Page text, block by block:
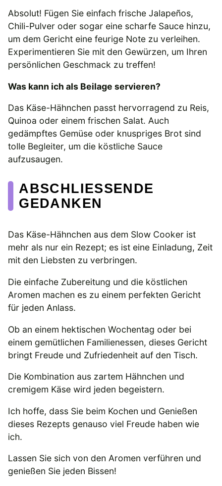
Absolut! Fügen Sie einfach frische Jalapeños,
Chili-Pulver oder sogar eine scharfe Sauce hinzu,
um dem Gericht eine feurige Note zu verleihen.
Experimentieren Sie mit den Gewürzen, um Ihren
persönlichen Geschmack zu treffen!
Was kann ich als Beilage servieren?
Das Käse-Hähnchen passt hervorragend zu Reis,
Quinoa oder einem frischen Salat. Auch
gedämpftes Gemüse oder knuspriges Brot sind
tolle Begleiter, um die köstliche Sauce
aufzusaugen.
ABSCHLIESSENDE G
EDANKEN
Das Käse-Hähnchen aus dem Slow Cooker ist
mehr als nur ein Rezept; es ist eine Einladung, Zeit
mit den Liebsten zu verbringen.
Die einfache Zubereitung und die köstlichen
Aromen machen es zu einem perfekten Gericht
für jeden Anlass.
Ob an einem hektischen Wochentag oder bei
einem gemütlichen Familienessen, dieses Gericht
bringt Freude und Zufriedenheit auf den Tisch.
Die Kombination aus zartem Hähnchen und
cremigem Käse wird jeden begeistern.
Ich hoffe, dass Sie beim Kochen und Genießen
dieses Rezepts genauso viel Freude haben wie
ich.
Lassen Sie sich von den Aromen verführen und
genießen Sie jeden Bissen!